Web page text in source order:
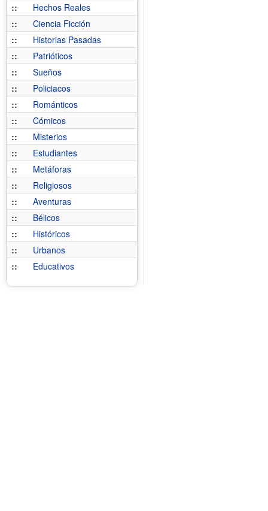
::
Hechos Reales
::
Ciencia Ficción
::
Historias Pasadas
::
Patrióticos
::
Sueños
::
Policiacos
::
Románticos
::
Cómicos
::
Misterios
::
Estudiantes
::
Metáforas
::
Religiosos
::
Aventuras
::
Bélicos
::
Históricos
::
Urbanos
::
Educativos